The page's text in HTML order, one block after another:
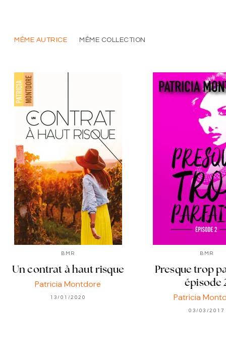
MÊME AUTRICE MÊME COLLECTION
BMR
Un contrat à haut risque
Patricia Montdore
13/01/2020
BMR
Presque trop
épisode
Patricia
03/03/2017